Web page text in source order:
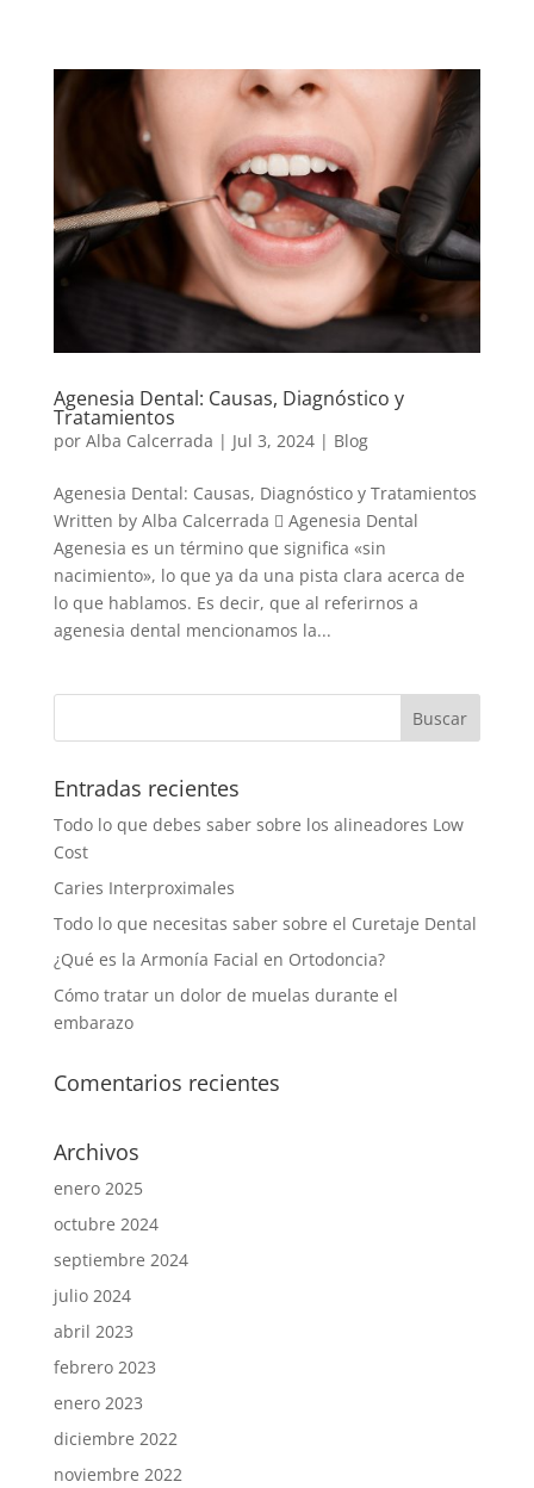
Agenesia Dental: Causas, Diagnóstico y
Tratamientos
por Alba Calcerrada | Jul 3, 2024| Blog
Agenesia Dental: Causas, Diagnóstico y Tratamientos
Written by Alba Calcerrada  Agenesia Dental
Agenesia es un término que significa «sin
nacimiento», lo que ya da una pista clara acerca de
lo que hablamos. Es decir, que al referirnos a
agenesia dental mencionamos la...
Entradas recientes
Todo lo que debes saber sobre los alineadores Low
Cost
Caries Interproximales
Todo lo que necesitas saber sobre el Curetaje Dental
¿Qué es la Armonía Facial en Ortodoncia?
Cómo tratar un dolor de muelas durante el
embarazo
Comentarios recientes
Archivos
enero 2025
octubre 2024
septiembre 2024
julio 2024
abril 2023
febrero 2023
enero 2023
diciembre 2022
noviembre 2022